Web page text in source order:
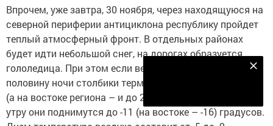
Впрочем, уже завтра, 30 ноября, через находящуюся на
северной периферии антициклона республику пройдет
теплый атмосферный фронт. В отдельных районах
будет идти небольшой снег, на дорогах образуется
гололедица. При этом если вечером и в первую
половину ночи столбики термометров опустятся до 16
(а на востоке региона – и до 21) градусов мороза, то к
утру они поднимутся до -11 (на востоке – -16) градусов.